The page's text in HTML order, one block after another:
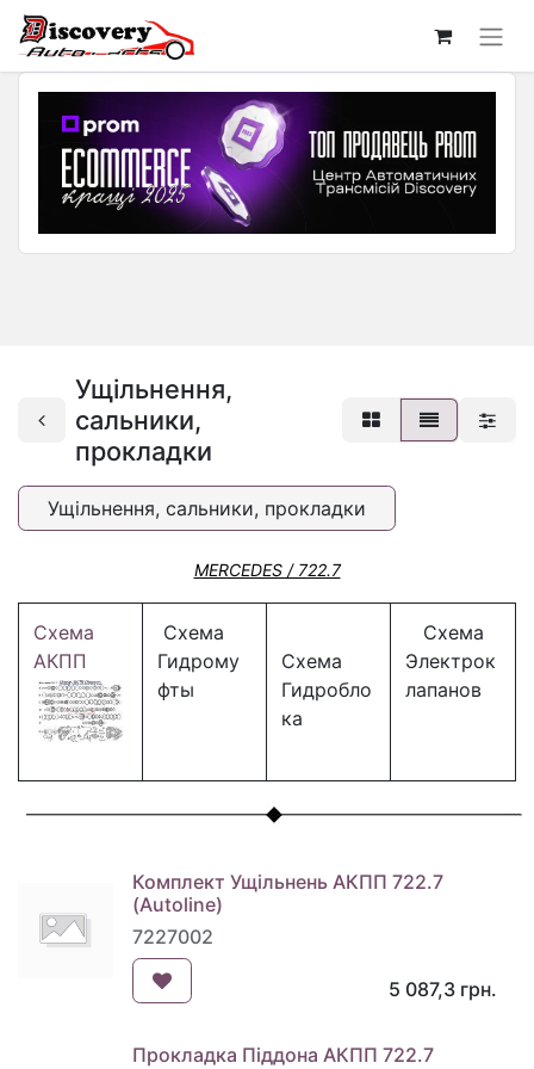
Ущільнення,
сальники,
прокладки
Ущільнення, сальники, прокладки
MERCEDES / 722.7
Схема
АКПП
Схема
Гидрому
фты
Схема
Гидробло
ка
Схема
Электрок
лапанов
Комплект Ущільнень АКПП 722.7
(Autoline)
7227002
5 087,3 грн.
Прокладка Піддона АКПП 722.7